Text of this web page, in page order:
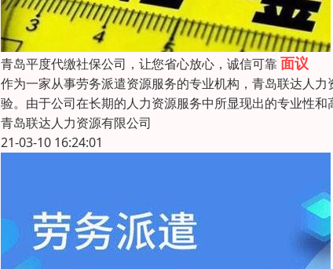
青岛平度代缴社保公司，让您省心放心，诚信可靠面议
作为一家从事劳务派遣资源服务的专业机构，青岛联达人
验。由于公司在长期的人力资源服务中所显现出的专业性
青岛联达人力资源有限公司
21-03-10 16:24:01